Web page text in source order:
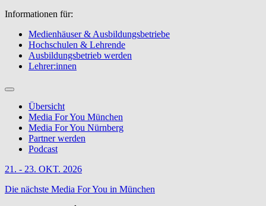
Informationen für:
Medienhäuser & Ausbildungsbetriebe
Hochschulen & Lehrende
Ausbildungsbetrieb werden
Lehrer:innen
Übersicht
Media For You München
Media For You Nürnberg
Partner werden
Podcast
21. - 23. OKT. 2026
Die nächste Media For You in München